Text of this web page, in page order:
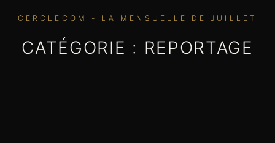
CERCLECOM - LA MENSUELLE DE JUILLET
CATÉGORIE : REPORTAGE